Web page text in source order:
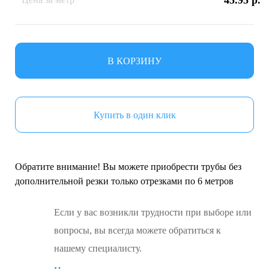
В КОРЗИНУ
Купить в один клик
Обратите внимание! Вы можете приобрести трубы без
дополнительной резки только отрезками по 6 метров
Если у вас возникли трудности при выборе или
вопросы, вы всегда можете обратиться к
нашему специалисту.